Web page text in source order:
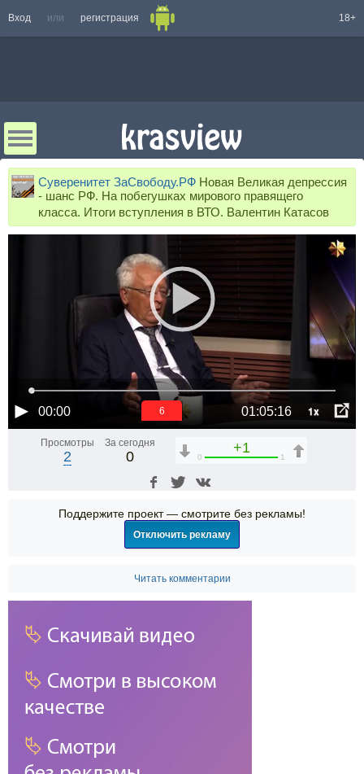
Вход или регистрация 18+
Суверенитет ЗаСвободу.РФ Новая Великая депрессия
- шанс РФ. На побегушках мирового правящего
класса. Итоги вступления в ВТО. Валентин Катасов
00:00 01:05:16 1x
6
Просмотры
2
За сегодня
0
+1
0 1
Поддержите проект — смотрите без рекламы!
Отключить рекламу
Читать комментарии